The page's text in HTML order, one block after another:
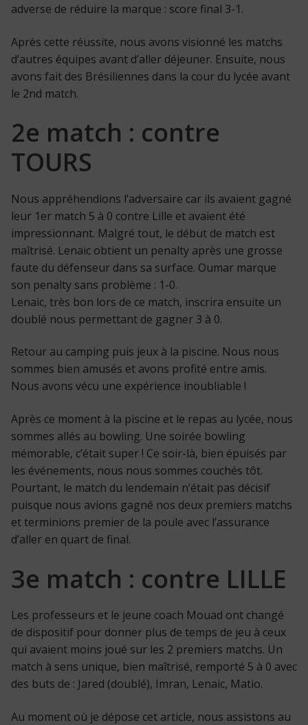
adverse de réduire la marque : score final 3-1.
Après cette réussite, nous avons visionné les matchs
d’autres équipes avant d’aller déjeuner. Ensuite, nous
avons fait des Brésiliennes dans la cour du lycée avant
le 2nd match.
2e match : contre
TOURS
Nous appréhendions l’adversaire car ils avaient gagné
leur 1er match 5 à 0 contre Lille et avaient été
impressionnant. Malgré tout, le début de match est
maîtrisé. Lenaïc obtient un penalty après une grosse
faute du défenseur dans sa surface. Oumar marque
son penalty sans problème : 1-0.
Lenaic, très bon lors de ce match, inscrira ensuite un
doublé nous permettant de gagner 3 à 0.
Retour au camping puis jeux à la piscine. Nous nous
sommes bien amusés et avons profité entre amis.
Nous avons vécu une expérience inoubliable !
Après ce moment à la piscine et le repas au lycée, nous
sommes allés au bowling. Une soirée bowling
mémorable, c’était super ! Ce soir-là, bien épuisés par
les événements, nous nous sommes couchés tôt.
Pourtant, le match du lendemain n’était pas décisif
puisque nous avions gagné nos deux premiers matchs
et terminions premier de la poule avec l’assurance
d’aller en quart de final.
3e match : contre LILLE
Les professeurs et le jeune coach Mouad ont changé
de dispositif pour donner plus de temps de jeu à ceux
qui avaient moins joué sur les 2 premiers matchs. Un
match à sens unique, bien maîtrisé, remporté 5 à 0 avec
des buts de : Jared (doublé), Imran, Lenaic, Matio.
Au moment où je dépose cet article, nous assistons au